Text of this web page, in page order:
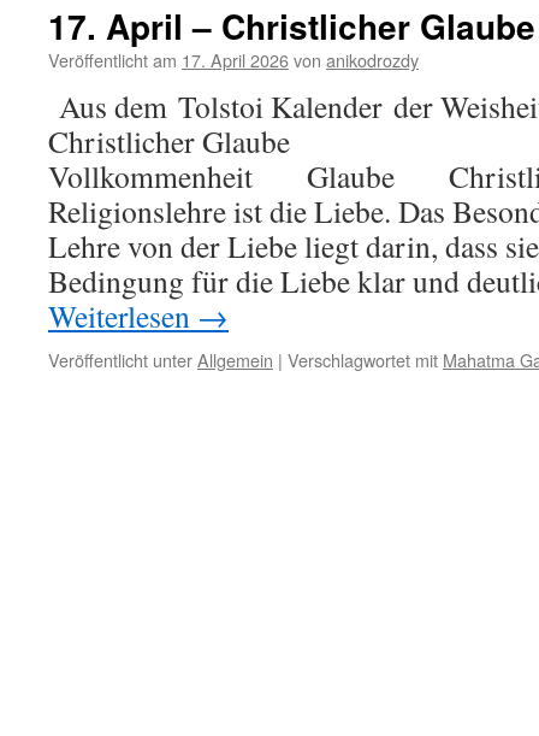
17. April – Christlicher Glaube
Veröffentlicht am 17. April 2026von anikodrozdy
Aus dem Tolstoi Kalender der
Christlicher Glaube
Vollkommenheit Glaube
Religionslehre ist die Liebe. Das
Lehre von der Liebe liegt darin, dass
Bedingung für die Liebe klar und
Weiterlesen →
Veröffentlicht unterAllgemein | Verschlagwortet mit Mahatma